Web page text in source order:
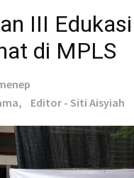
III
di MPLS
Editor - Siti Aisyiah